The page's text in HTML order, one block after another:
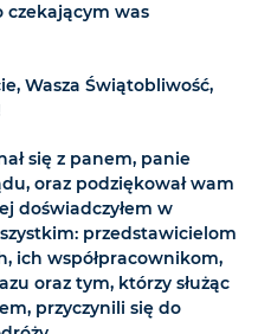
czekającym was
Wasza Świątobliwość,
się z panem, panie
oraz podziękował wam
doświadczyłem w
przedstawicielom
ich współpracownikom,
oraz tym, którzy służąc
przyczynili się do